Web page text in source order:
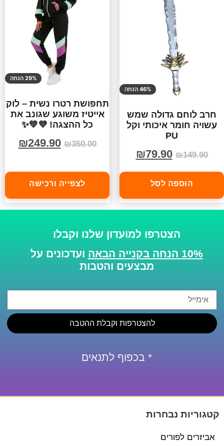
46% הנחה
חרב לוחם גדולה שמש
עשויה חומר איכותי וקל
PU
₪149.90
₪79.90
הוספה לסל
29% הנחה
תחפושת רטרו נשית – לוק
אייטיז משוגע שגונב את
כל ההצגה! 💜💚✨
₪350.00
₪249.90
לצפייה ורכישה
הצטרפו למועדון שלנו וקבלו
10% הנחה בקנייה הבאה
ועדכונים על
מבצעים והטבות
להצטרפות וקבלת ההטבה
* בכפוף לתנאים
קטגוריות נבחרות
אביזרים לפורים